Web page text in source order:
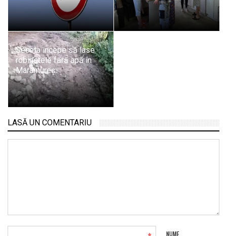
Seceta începe să lase
robinetele fără apă în
Maramureș
LASĂ UN COMENTARIU
NUME